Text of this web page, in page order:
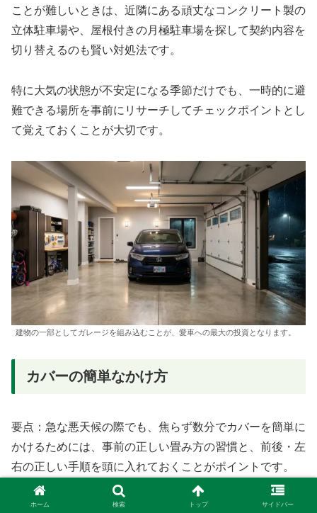
ことが難しいときは、近隣にある頑丈なコンクリート製の
立体駐車場や、屋根付きの月極駐車場を探して契約内容を
切り替えるのも賢い対処法です。
特に大気の状態が不安定になる季節だけでも、一時的に避
難できる場所を事前にリサーチしてチェックポイントとし
て覚えておくことが大切です。
建物の一部としてガレージを組み込むことが、愛車への最大の投資となります。
カバーの簡単なかけ方
要点：急な悪天候の際でも、焦らず数分でカバーを簡単に
かけるためには、事前の正しい畳み方の習慣と、前後・左
右の正しい手順を頭に入れておくことがポイントです。
大粒の雨や雷が鳴り響き、今にもひょうが降り出しそうな
ホーム 検索 トップ サイドバー